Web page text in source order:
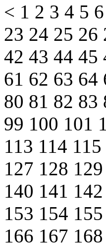
< 1 2 3 4 5 6
23 24 25 26
42 43 44 45
61 62 63 64
80 81 82 83
99 100 101
113 114 115
127 128 129
140 141 142
153 154 155
166 167 168